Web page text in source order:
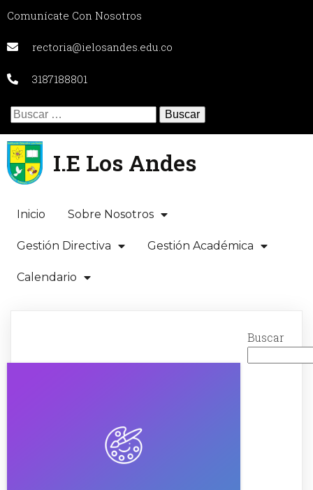
Comunícate Con Nosotros
rectoria@ielosandes.edu.co
3187188801
Buscar:
I.E Los Andes
Inicio Sobre Nosotros
Gestión Directiva Gestión Académica
Calendario
Buscar